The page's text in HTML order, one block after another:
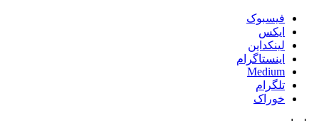
فیسبوک
ایکس
لینکداین
اینستاگرام
Medium
تلگرام
خوراک